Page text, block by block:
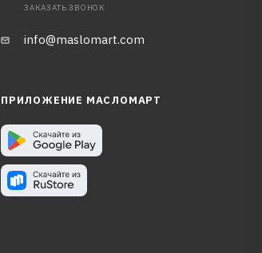
ЗАКАЗАТЬ ЗВОНОК
info@maslomart.com
ПРИЛОЖЕНИЕ МАСЛОМАРТ